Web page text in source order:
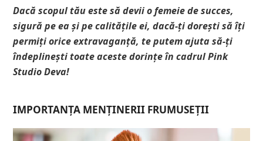
Dacă scopul tău este să devii o femeie de succes,
sigură pe ea și pe calitățile ei, dacă-ți dorești să îți
permiți orice extravaganță, te putem ajuta să-ți
îndeplinești toate aceste dorințe în cadrul Pink
Studio Deva!
IMPORTANȚA MENȚINERII FRUMUSEȚII